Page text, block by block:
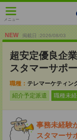
メニュー
NEW 掲載日 :2026/08/03
超安定優良企
スタマーサポ
職種： テレマーケティン
紹介予定派遣
職種未
事務未経験
スタマーサ